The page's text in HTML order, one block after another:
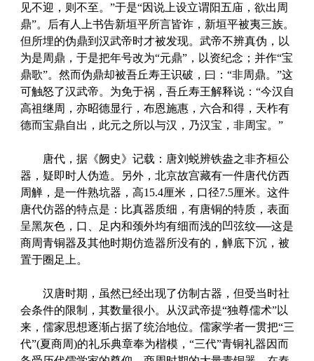
见不迎，则不至。”于是“因说上设立谓阳五庙，欲出周
鼎”。后有人上书告新垣平所言皆诈，新垣平被夷三族。
但所埋的伪鼎到汉武帝时才被发现。武帝不辨真伪，以
为是周鼎，于是把年号改为“元鼎”，以资纪念；并作“宝
鼎歌”。然而伪鼎却被吾丘寿王识破，曰：“非周鼎。”这
可触怒了汉武帝。为免于祸，吾丘寿王解释说：“今汉自
高祖继周，亦昭德显行，布恩施惠，六合和得，天柞有
德而宝鼎自出，此元之所以与汉，乃汉宝，非周宝。”
唐代，据《阙史》记载：唐刘蜕辨铁盎之非齐桓公
器，疑即时人伪造。另外，北京故宫藏有一件唐代仿西
周觯，是一件熟坑器，高15.4厘米，口径7.5厘米。这件
唐代仿器的特点是：比真器质细，有唐铜的特质，表面
呈黑灰色，口、足内和颈外均有细而浅的凹弦纹──这是
商周青铜器及其他时期仿造器所没有的，觯底下沉，被
置于圈足上。
汉唐时期，虽然已经出现了仿制古器，但受当时社
会条件的限制，其数量很小。从汉武帝提“独尊儒术”以
来，儒家思想逐渐占据了统治地位。儒家学者一贯把“三
代”(夏商周)的礼乐典章奉为楷模，“三代”青铜礼器因而